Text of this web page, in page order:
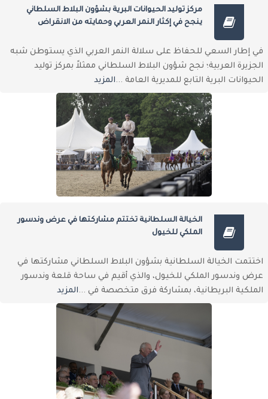
مركز توليد الحيوانات البرية بشؤون البلاط السلطاني
ينجح في إكثار النمر العربي وحمايته من الانقراض
في إطار السعي للحفاظ على سلالة النمر العربي الذي يستوطن شبه
الجزيرة العربية؛ نجح شؤون البلاط السلطاني ممثلاً بمركز توليد
الحيوانات البرية التابع للمديرية العامة ... المزيد
الخيالة السلطانية تختتم مشاركتها في عرض وندسور
الملكي للخيول
اختتمت الخيالة السلطانية بشؤون البلاط السلطاني مشاركتها في
عرض وندسور الملكي للخيول، والذي أقيم في ساحة قلعة وندسور
الملكية البريطانية، بمشاركة فرق متخصصة في ... المزيد